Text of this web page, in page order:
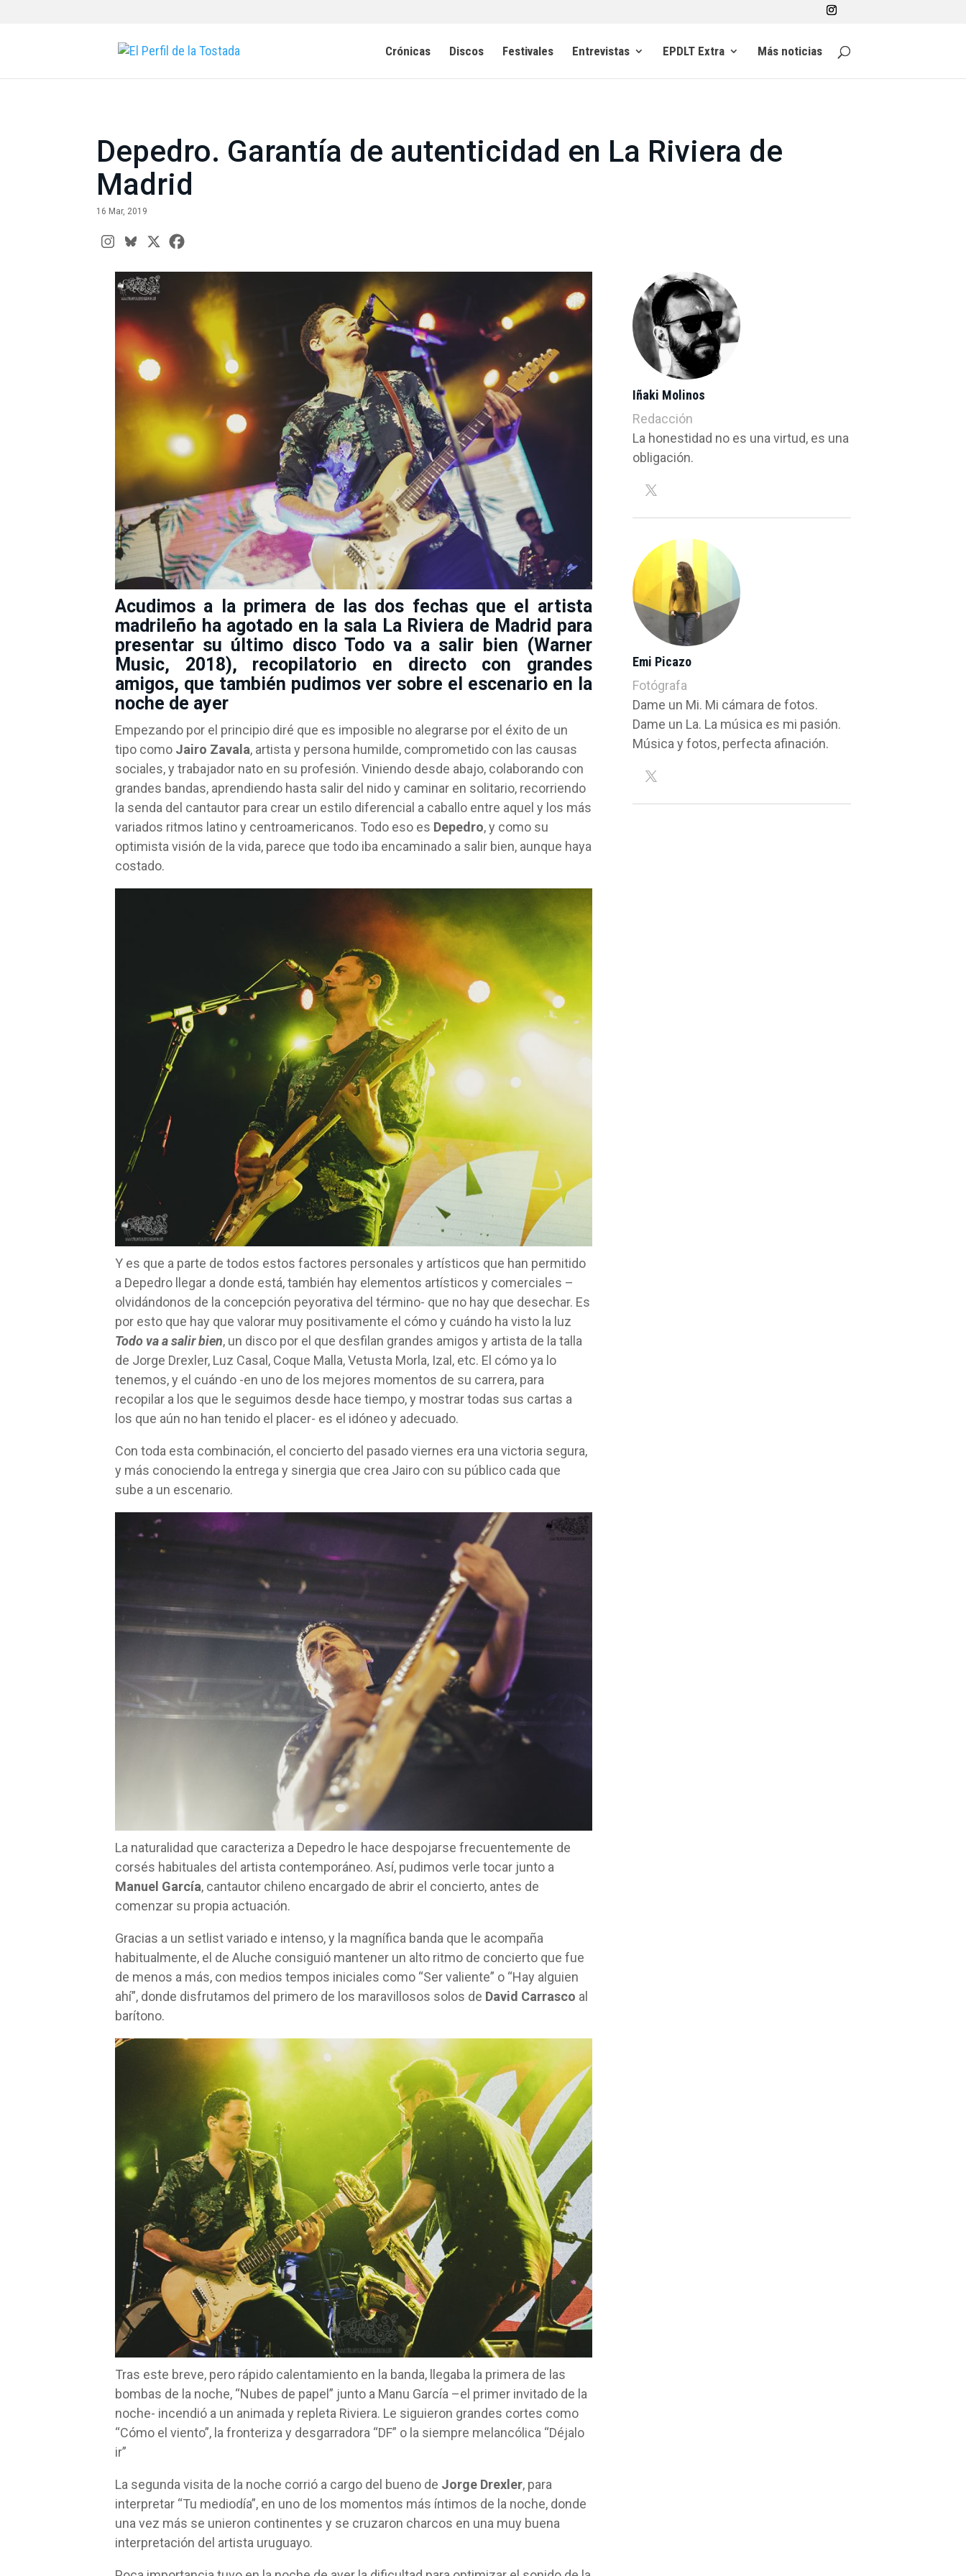
Crónicas Discos Festivales Entrevistas EPDLT Extra Más noticias
Depedro. Garantía de autenticidad en La Riviera de
Madrid
16 Mar, 2019
Acudimos a la primera de las dos fechas que el artista
madrileño ha agotado en la sala La Riviera de Madrid para
presentar su último disco Todo va a salir bien (Warner
Music, 2018), recopilatorio en directo con grandes
amigos, que también pudimos ver sobre el escenario en la
noche de ayer
Empezando por el principio diré que es imposible no alegrarse por el éxito de un
tipo como Jairo Zavala, artista y persona humilde, comprometido con las causas
sociales, y trabajador nato en su profesión. Viniendo desde abajo, colaborando con
grandes bandas, aprendiendo hasta salir del nido y caminar en solitario, recorriendo
la senda del cantautor para crear un estilo diferencial a caballo entre aquel y los más
variados ritmos latino y centroamericanos. Todo eso es Depedro, y como su
optimista visión de la vida, parece que todo iba encaminado a salir bien, aunque haya
costado.
Y es que a parte de todos estos factores personales y artísticos que han permitido
a Depedro llegar a donde está, también hay elementos artísticos y comerciales –
olvidándonos de la concepción peyorativa del término- que no hay que desechar. Es
por esto que hay que valorar muy positivamente el cómo y cuándo ha visto la luz
Todo va a salir bien, un disco por el que desfilan grandes amigos y artista de la talla
de Jorge Drexler, Luz Casal, Coque Malla, Vetusta Morla, Izal, etc. El cómo ya lo
tenemos, y el cuándo -en uno de los mejores momentos de su carrera, para
recopilar a los que le seguimos desde hace tiempo, y mostrar todas sus cartas a
los que aún no han tenido el placer- es el idóneo y adecuado.
Con toda esta combinación, el concierto del pasado viernes era una victoria segura,
y más conociendo la entrega y sinergia que crea Jairo con su público cada que
sube a un escenario.
La naturalidad que caracteriza a Depedro le hace despojarse frecuentemente de
corsés habituales del artista contemporáneo. Así, pudimos verle tocar junto a
Manuel García, cantautor chileno encargado de abrir el concierto, antes de
comenzar su propia actuación.
Gracias a un setlist variado e intenso, y la magnífica banda que le acompaña
habitualmente, el de Aluche consiguió mantener un alto ritmo de concierto que fue
de menos a más, con medios tempos iniciales como “Ser valiente” o “Hay alguien
ahí”, donde disfrutamos del primero de los maravillosos solos de David Carrasco al
barítono.
Tras este breve, pero rápido calentamiento en la banda, llegaba la primera de las
bombas de la noche, “Nubes de papel” junto a Manu García –el primer invitado de la
noche- incendió a un animada y repleta Riviera. Le siguieron grandes cortes como
“Cómo el viento”, la fronteriza y desgarradora “DF” o la siempre melancólica “Déjalo
ir”
La segunda visita de la noche corrió a cargo del bueno de Jorge Drexler, para
interpretar “Tu mediodía”, en uno de los momentos más íntimos de la noche, donde
una vez más se unieron continentes y se cruzaron charcos en una muy buena
interpretación del artista uruguayo.
Iñaki Molinos
Redacción
La honestidad no es una virtud, es una
obligación.
Emi Picazo
Fotógrafa
Dame un Mi. Mi cámara de fotos.
Dame un La. La música es mi pasión.
Música y fotos, perfecta afinación.